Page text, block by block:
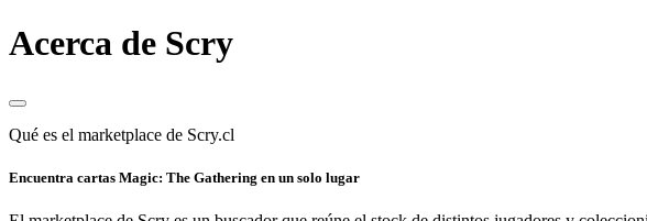
Acerca de Scry
Qué es el marketplace de Scry.cl
Encuentra cartas Magic: The Gathering en un solo lugar